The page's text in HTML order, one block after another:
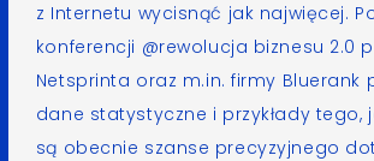
z Internetu wycisnąć jak najwięcej.
konferencji @rewolucja biznesu 2.0
Netsprinta oraz m.in. firmy Bluerank
dane statystyczne i przykłady tego,
są obecnie szanse precyzyjnego